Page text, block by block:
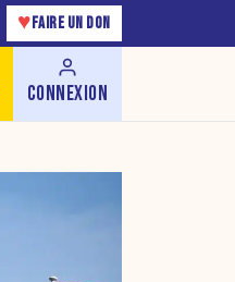
♥ FAIRE UN DON
CONNEXION